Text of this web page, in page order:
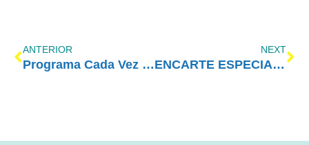
ANTERIOR
Programa Cada Vez Melhor com Amor-Exigente – Pais e filhos não são iguais
NEXT
ENCARTE ESPECIAL – MAIO/2024